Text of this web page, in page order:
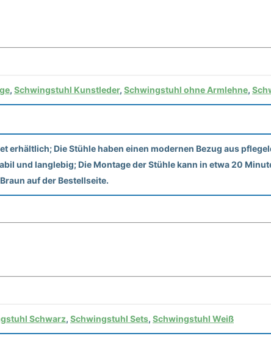
, Schwingstuhl Kunstleder, Schwingstuhl ohne Armlehne,
erhältlich; Die Stühle haben einen modernen Bezug aus
und langlebig; Die Montage der Stühle kann in etwa 20
auf der Bestellseite.
Schwarz, Schwingstuhl Sets, Schwingstuhl Weiß